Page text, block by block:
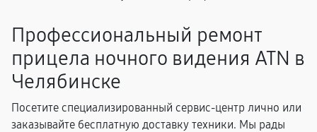
Профессиональный ремонт
прицела ночного видения ATN в
Челябинске
Посетите специализированный сервис-центр лично или
заказывайте бесплатную доставку техники. Мы рады